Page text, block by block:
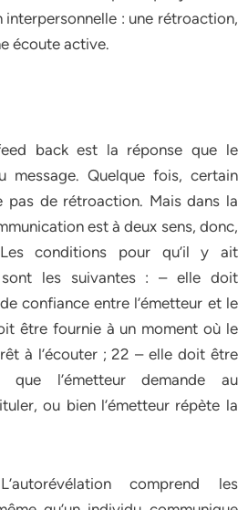
: une rétroaction,
écoute active.
back est la réponse que le
message. Quelque fois, certain
pas de rétroaction. Mais dans la
est à deux sens, donc,
conditions pour qu’il y ait
les suivantes : – elle doit
confiance entre l’émetteur et le
être fournie à un moment où le
à l’écouter ; 22 – elle doit être
que l’émetteur demande au
ou bien l’émetteur répète la
comprend les